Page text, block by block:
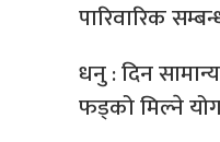
पारिवारिक
धनु : दिन
फड्को मिल्ने